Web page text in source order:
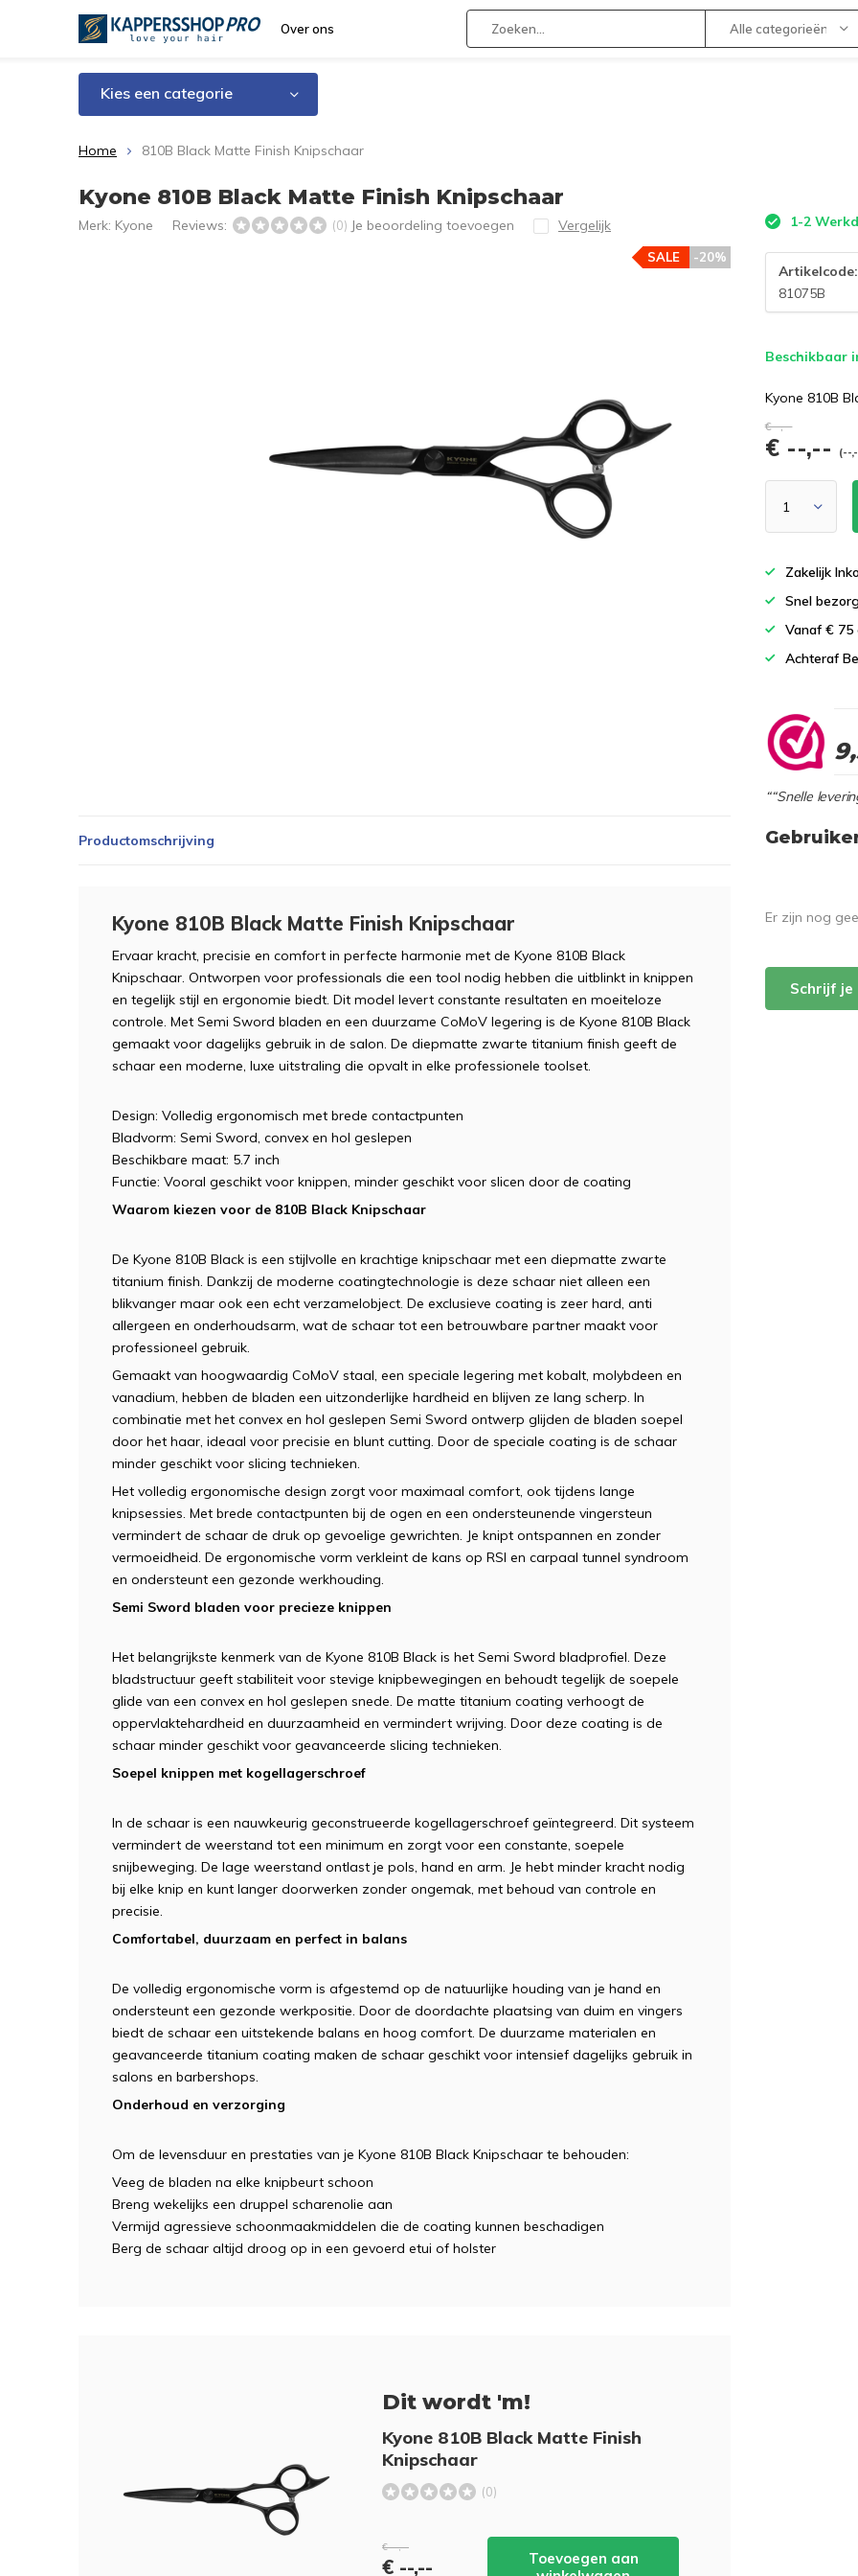
Over ons Alle categorieën
Kies een categorie
Home 810B Black Matte Finish Knipschaar
Kyone 810B Black Matte Finish Knipschaar
Merk: Kyone Reviews: (0) Je beoordeling toevoegen Vergelijk
-20%
SALE
1-2
Artikelcode:
81075B
Beschikbaar
Kyone 810B
€--,--
€ --,-- (--
Zakelijk
Snel
Vanaf €
Achteraf
““Snelle
Productomschrijving
Kyone 810B Black Matte Finish Knipschaar
Ervaar kracht, precisie en comfort in perfecte harmonie met de Kyone 810B Black
Knipschaar. Ontworpen voor professionals die een tool nodig hebben die uitblinkt in knippen
en tegelijk stijl en ergonomie biedt. Dit model levert constante resultaten en moeiteloze
controle. Met Semi Sword bladen en een duurzame CoMoV legering is de Kyone 810B Black
gemaakt voor dagelijks gebruik in de salon. De diepmatte zwarte titanium finish geeft de
schaar een moderne, luxe uitstraling die opvalt in elke professionele toolset.
Design: Volledig ergonomisch met brede contactpunten
Bladvorm: Semi Sword, convex en hol geslepen
Beschikbare maat: 5.7 inch
Functie: Vooral geschikt voor knippen, minder geschikt voor slicen door de coating
Waarom kiezen voor de 810B Black Knipschaar
De Kyone 810B Black is een stijlvolle en krachtige knipschaar met een diepmatte zwarte
titanium finish. Dankzij de moderne coatingtechnologie is deze schaar niet alleen een
blikvanger maar ook een echt verzamelobject. De exclusieve coating is zeer hard, anti
allergeen en onderhoudsarm, wat de schaar tot een betrouwbare partner maakt voor
professioneel gebruik.
Gemaakt van hoogwaardig CoMoV staal, een speciale legering met kobalt, molybdeen en
vanadium, hebben de bladen een uitzonderlijke hardheid en blijven ze lang scherp. In
combinatie met het convex en hol geslepen Semi Sword ontwerp glijden de bladen soepel
door het haar, ideaal voor precisie en blunt cutting. Door de speciale coating is de schaar
minder geschikt voor slicing technieken.
Het volledig ergonomische design zorgt voor maximaal comfort, ook tijdens lange
knipsessies. Met brede contactpunten bij de ogen en een ondersteunende vingersteun
vermindert de schaar de druk op gevoelige gewrichten. Je knipt ontspannen en zonder
vermoeidheid. De ergonomische vorm verkleint de kans op RSI en carpaal tunnel syndroom
en ondersteunt een gezonde werkhouding.
Semi Sword bladen voor precieze knippen
Het belangrijkste kenmerk van de Kyone 810B Black is het Semi Sword bladprofiel. Deze
bladstructuur geeft stabiliteit voor stevige knipbewegingen en behoudt tegelijk de soepele
glide van een convex en hol geslepen snede. De matte titanium coating verhoogt de
oppervlaktehardheid en duurzaamheid en vermindert wrijving. Door deze coating is de
schaar minder geschikt voor geavanceerde slicing technieken.
Soepel knippen met kogellagerschroef
In de schaar is een nauwkeurig geconstrueerde kogellagerschroef geïntegreerd. Dit systeem
vermindert de weerstand tot een minimum en zorgt voor een constante, soepele
snijbeweging. De lage weerstand ontlast je pols, hand en arm. Je hebt minder kracht nodig
bij elke knip en kunt langer doorwerken zonder ongemak, met behoud van controle en
precisie.
Comfortabel, duurzaam en perfect in balans
De volledig ergonomische vorm is afgestemd op de natuurlijke houding van je hand en
ondersteunt een gezonde werkpositie. Door de doordachte plaatsing van duim en vingers
biedt de schaar een uitstekende balans en hoog comfort. De duurzame materialen en
geavanceerde titanium coating maken de schaar geschikt voor intensief dagelijks gebruik in
salons en barbershops.
Onderhoud en verzorging
Om de levensduur en prestaties van je Kyone 810B Black Knipschaar te behouden:
Veeg de bladen na elke knipbeurt schoon
Breng wekelijks een druppel scharenolie aan
Vermijd agressieve schoonmaakmiddelen die de coating kunnen beschadigen
Berg de schaar altijd droog op in een gevoerd etui of holster
Dit wordt 'm!
Kyone 810B Black Matte Finish
Knipschaar
(0)
€ --,--
€ --,--
Toevoegen aan
Er zijn nog
Schrijf